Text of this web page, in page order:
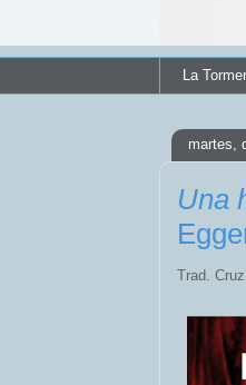
La
martes,
Una
Trad.